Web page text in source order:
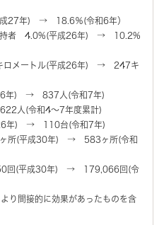
成27年) → 18.6％(令和6年）
所持者 4.0%(平成26年) → 10.2%
ロメートル(平成26年) → 247キ
年) → 837人(令和7年)
人(令和4～7年度累計)
年) → 110台(令和7年)
ヶ所(平成30年) → 583ヶ所(令和
回(平成30年) → 179,066回(令
り間接的に効果があったものを含